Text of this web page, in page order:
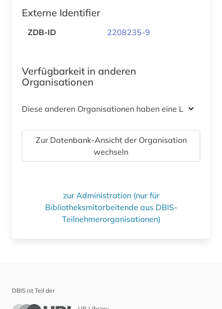
Externe Identifier
ZDB-ID 2208235-9
Verfügbarkeit in anderen
Organisationen
Diese anderen Organisationen haben eine Lizenz
Zur Datenbank-Ansicht der Organisation
wechseln
zur Administration (nur für
Bibliotheksmitarbeitende aus DBIS-
Teilnehmerorganisationen)
DBIS ist Teil der